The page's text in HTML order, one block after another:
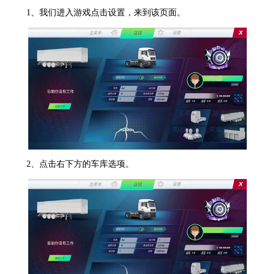
1、我们进入游戏点击设置，来到该页面。
2、点击右下方的车库选项。